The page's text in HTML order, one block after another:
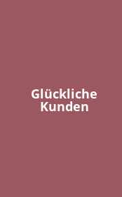
Glückliche
Kunden